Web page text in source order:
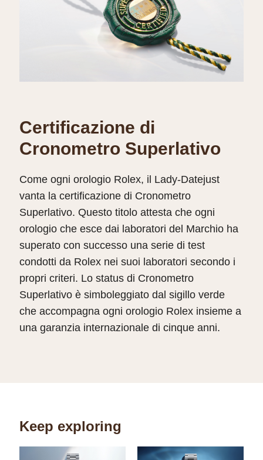
Certificazione di
Cronometro Superlativo
Come ogni orologio Rolex, il Lady‑Datejust
vanta la certificazione di Cronometro
Superlativo. Questo titolo attesta che ogni
orologio che esce dai laboratori del Marchio ha
superato con successo una serie di test
condotti da Rolex nei suoi laboratori secondo i
propri criteri. Lo status di Cronometro
Superlativo è simboleggiato dal sigillo verde
che accompagna ogni orologio Rolex insieme a
una garanzia internazionale di cinque anni.
Keep exploring